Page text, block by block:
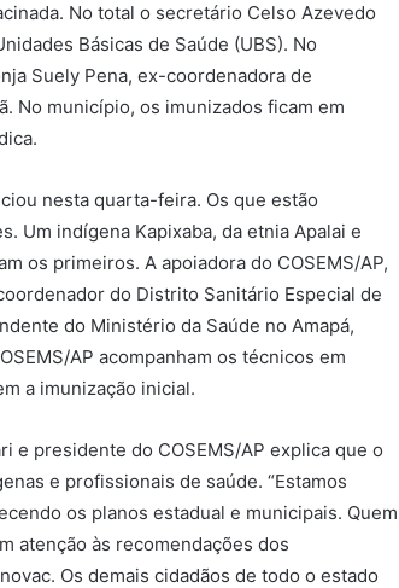
No total o secretário Celso Azevedo
Básicas de Saúde (UBS). No
Suely Pena, ex-coordenadora de
No município, os imunizados ficam em
nesta quarta-feira. Os que estão
Um indígena Kapixaba, da etnia Apalai e
os primeiros. A apoiadora do COSEMS/AP,
do Distrito Sanitário Especial de
do Ministério da Saúde no Amapá,
AP acompanham os técnicos em
a imunização inicial.
e presidente do COSEMS/AP explica que o
e profissionais de saúde. “Estamos
os planos estadual e municipais. Quem
atenção às recomendações dos
Os demais cidadãos de todo o estado